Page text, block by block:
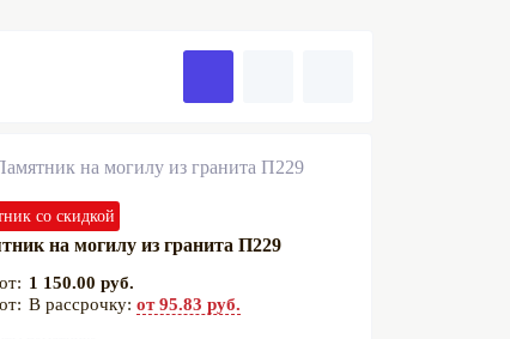
со скидкой
на могилу из гранита П229
1 150.00 руб.
В рассрочку: от 95.83 руб.